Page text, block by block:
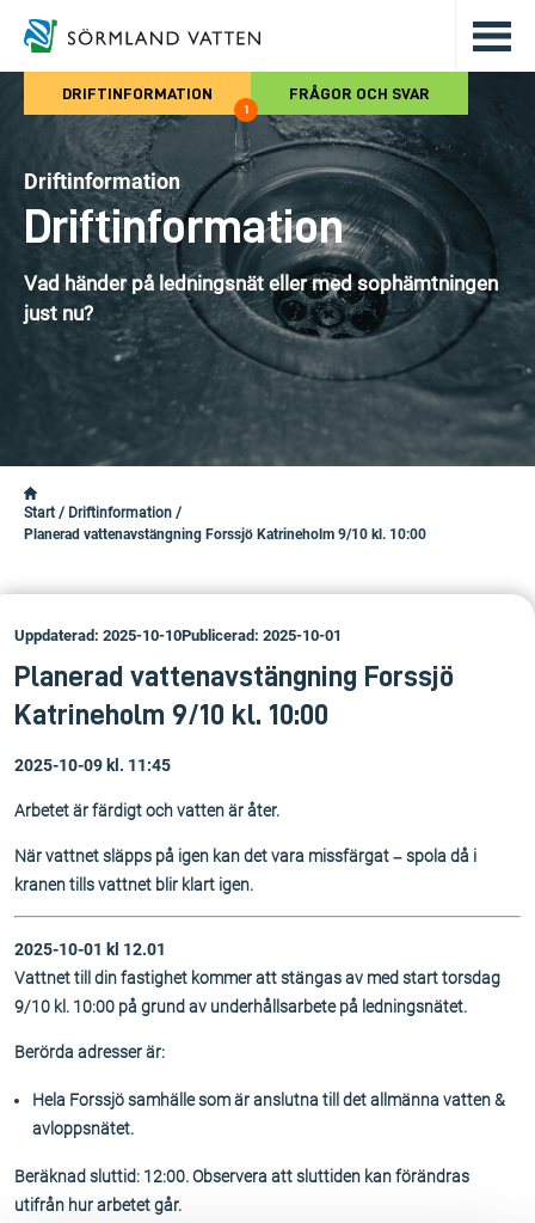
Hoppa till det huvudsakliga
DRIFTINFORMATION
1
FRÅGOR OCH SVAR
Driftinformation
Driftinformation
Vad händer på ledningsnät eller med sophämtningen
just nu?
Start / Driftinformation /
Planerad vattenavstängning Forssjö Katrineholm 9/10 kl. 10:00
Uppdaterad: 2025-10-10Publicerad: 2025-10-01
Planerad vattenavstängning Forssjö
Katrineholm 9/10 kl. 10:00
2025-10-09 kl. 11:45
Arbetet är färdigt och vatten är åter.
När vattnet släpps på igen kan det vara missfärgat – spola då i
kranen tills vattnet blir klart igen.
2025-10-01 kl 12.01
Vattnet till din fastighet kommer att stängas av med start torsdag
9/10 kl. 10:00 på grund av underhållsarbete på ledningsnätet.
Berörda adresser är:
Hela Forssjö samhälle som är anslutna till det allmänna vatten &
avloppsnätet.
Beräknad sluttid: 12:00. Observera att sluttiden kan förändras
utifrån hur arbetet går.